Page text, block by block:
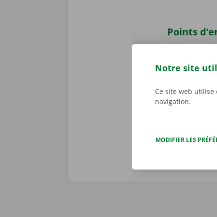
Points
facilement
Service
camion de
Notre site
Ce site web
navigation.
MODIFIER LES